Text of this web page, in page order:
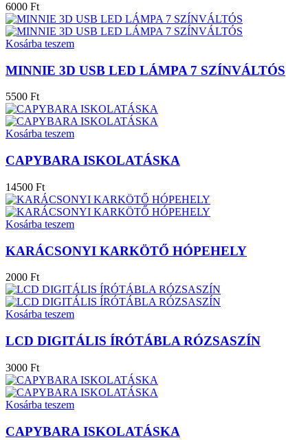
6000 Ft
Kosárba teszem
MINNIE 3D USB LED LÁMPA 7 SZÍNVÁLTÓS
5500 Ft
Kosárba teszem
CAPYBARA ISKOLATÁSKA
14500 Ft
Kosárba teszem
KARÁCSONYI KARKÖTŐ HÓPEHELY
2000 Ft
Kosárba teszem
LCD DIGITÁLIS ÍRÓTÁBLA RÓZSASZÍN
3000 Ft
Kosárba teszem
CAPYBARA ISKOLATÁSKA